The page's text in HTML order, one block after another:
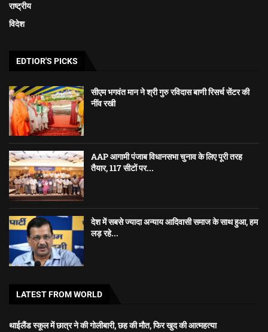
राष्ट्रीय
विदेश
EDTIOR'S PICKS
सीएम भगवंत मान ने श्री गुरु रविदास बाणी रिसर्च सेंटर की
नींव रखी
AAP आगामी पंजाब विधानसभा चुनाव के लिए पूरी तरह
तैयार, 117 सीटों पर...
देश में सबसे ज्यादा अन्याय आदिवासी समाज के साथ हुआ, हम
लड़ रहे...
LATEST FROM WORLD
थाईलैंड स्कूल में छात्र ने की गोलीबारी, छह की मौत, फिर खुद की आत्महत्या